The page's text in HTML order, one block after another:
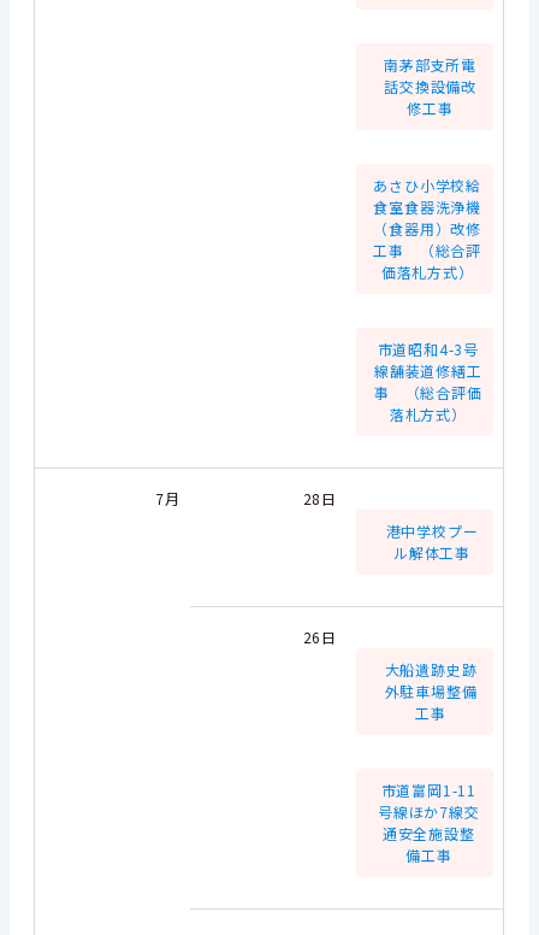
南茅部支所電
話交換設備改
修工事
あさひ小学校給
食室食器洗浄機
（食器用）改修
工事 （総合評
価落札方式）
市道昭和4-3号
線舗装道修繕工
事 （総合評価
落札方式）
7月
28日
港中学校プー
ル解体工事
26日
大船遺跡史跡
外駐車場整備
工事
市道富岡1-11
号線ほか7線交
通安全施設整
備工事